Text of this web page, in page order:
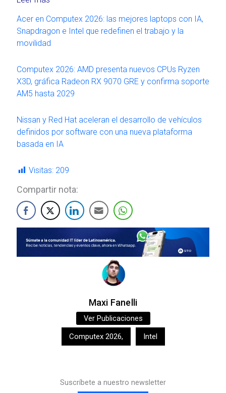
Acer en Computex 2026: las mejores laptops con IA,
Snapdragon e Intel que redefinen el trabajo y la
movilidad
Computex 2026: AMD presenta nuevos CPUs Ryzen
X3D, gráfica Radeon RX 9070 GRE y confirma soporte
AM5 hasta 2029
Nissan y Red Hat aceleran el desarrollo de vehículos
definidos por software con una nueva plataforma
basada en IA
Visitas: 209
Compartir nota:
Maxi Fanelli
Ver Publicaciones
Computex 2026, Intel
Suscríbete a nuestro newsletter